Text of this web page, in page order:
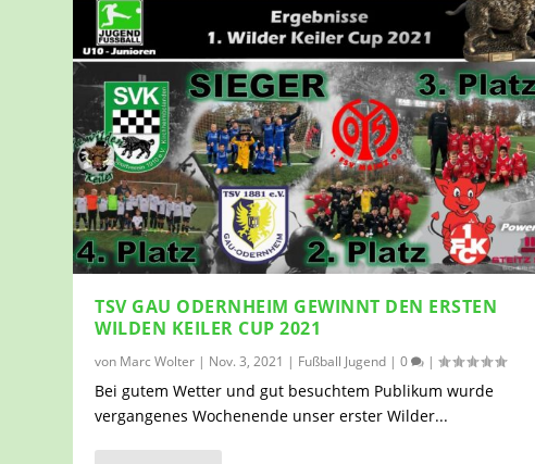
TSV GAU ODERNHEIM GEWINNT DEN ERSTEN
WILDEN KEILER CUP 2021
von Marc Wolter | Nov. 3, 2021 | Fußball Jugend |0 |
Bei gutem Wetter und gut besuchtem Publikum wurde
vergangenes Wochenende unser erster Wilder...